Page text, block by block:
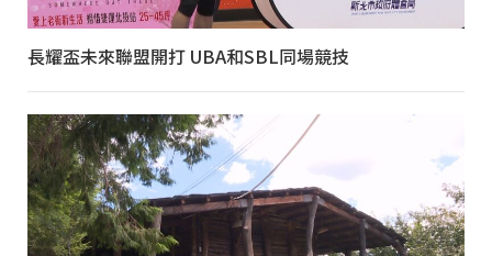
長耀盃未來聯盟開打 UBA和SBL同場競技